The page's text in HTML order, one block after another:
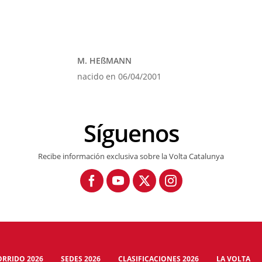
M. HEßMANN
nacido en 06/04/2001
Síguenos
Recibe información exclusiva sobre la Volta Catalunya
2026 SEDES 2026 CLASIFICACIONES 2026 LA VOLTA